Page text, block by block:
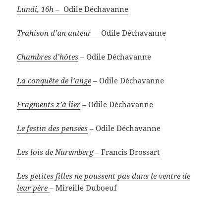
Lundi, 16h – Odile Déchavanne
Trahison d’un auteur – Odile Déchavanne
Chambres d’hôtes – Odile Déchavanne
La conquête de l’ange – Odile Déchavanne
Fragments z’à lier – Odile Déchavanne
Le festin des pensées – Odile Déchavanne
Les lois de Nuremberg– Francis Drossart
Les petites filles ne poussent pas dans le ventre de
leur père – Mireille Duboeuf